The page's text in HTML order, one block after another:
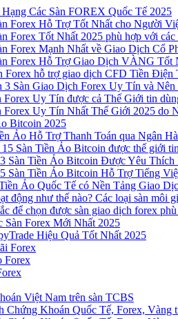
Các Sàn FOREX Quốc Tế 2025
Forex Hỗ Trợ Tốt Nhất cho Người
Forex Tốt Nhất 2025 phù hợp với
Forex Mạnh Nhất về Giao Dịch Cổ
Forex Hỗ Trợ Giao Dịch VÀNG Tốt
Forex hỗ trợ giao dịch CFD Tiền
3 Sàn Giao Dịch Forex Uy Tín và
Forex Uy Tín được cả Thế Giới tin
Forex Uy Tín Nhất Thế Giới 2025 do
Bitcoin 2025
Ảo Hỗ Trợ Thanh Toán qua Ngân
15 Sàn Tiền Ảo Bitcoin được thế giới
Sàn Tiền Ảo Bitcoin Được Yêu Thích
Sàn Tiền Ảo Bitcoin Hỗ Trợ Tiếng
Ảo Quốc Tế có Nền Tảng Giao
động như thế nào? Các loại sàn môi
để chọn được sàn giao dịch forex
Sàn Forex Mới Nhất 2025
Hiệu Quả Tốt Nhất 2025
Forex
Forex
Việt Nam trên sàn TCBS
Chứng Khoán Quốc Tế, Forex, Vàng